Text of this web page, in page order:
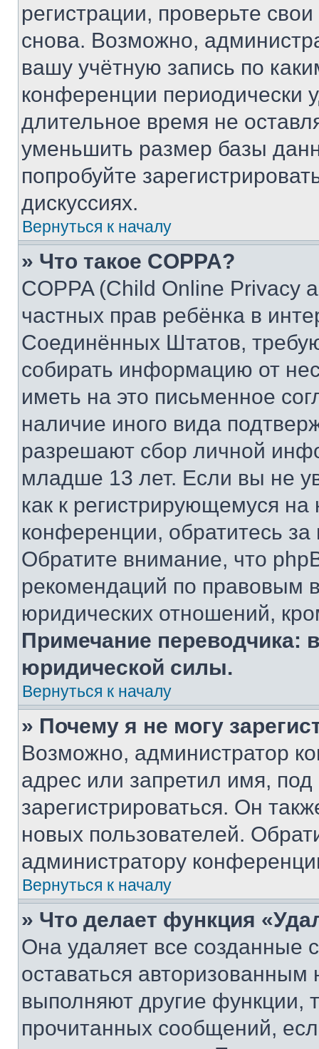
регистрации, проверьте
снова. Возможно,
вашу учётную запись по
конференции периодически
длительное время не
уменьшить размер базы
попробуйте
дискуссиях.
Вернуться к началу
» Что такое COPPA?
COPPA (Child Online Privacy
частных прав ребёнка в
Соединённых Штатов,
собирать информацию от
иметь на это письменное
наличие иного вида
разрешают сбор личной
младше 13 лет. Если вы не
как к регистрирующемуся
конференции, обратитесь
Обратите внимание, что
рекомендаций по правовым
юридических отношений,
Примечание переводчика:
юридической силы.
Вернуться к началу
» Почему я не могу
Возможно, администратор
адрес или запретил имя,
зарегистрироваться. Он
новых пользователей.
администратору
Вернуться к началу
» Что делает функция
Она удаляет все созданные
оставаться
выполняют другие функции,
прочитанных сообщений,